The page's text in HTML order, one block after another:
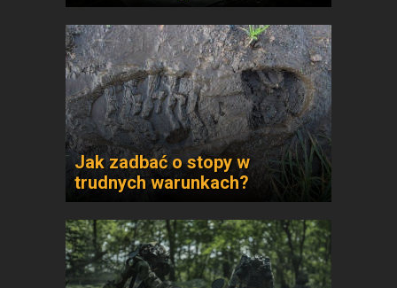
Jak zadbać o stopy w
trudnych warunkach?